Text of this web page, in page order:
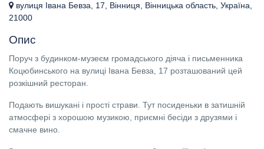
вулиця Івана Бевза, 17, Вінниця, Вінницька область, Україна,
21000
Опис
Поруч з будинком-музеєм громадського діяча і письменника
Коцюбинського на вулиці Івана Бевза, 17 розташований цей
розкішний ресторан.
Подають вишукані і прості страви. Тут посиденьки в затишній
атмосфері з хорошою музикою, приємні бесіди з друзями і
смачне вино.